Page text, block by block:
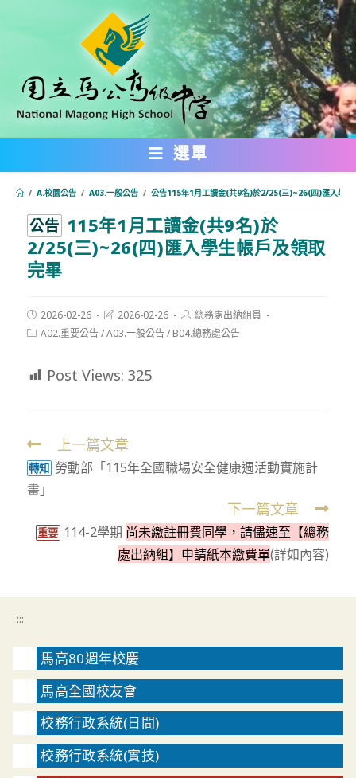
內
選單
/ A.校園公告 / A03.一般公告 / 公告115年1月工讀金(共9名)於2/25(三)~26(四)匯入學生
公告 115年1月工讀金(共9名)於
2/25(三)~26(四)匯入學生帳戶及領取
完畢
Post
published:
2026-02-26
Post
modified:
2026-02-26
Post
author:
總務處出納組員
PostA02.重要公告/A03.一般公告/ B04.總務處公告
Post Views: 325
Read
more
articles
上一篇文章
轉知 勞動部「115年全國職場安全健康週活動實施計
畫」
下一篇文章
重要 114-2學期 尚未繳註冊費同學，請儘速至【總務
處出納組】申請紙本繳費單(詳如內容)
:::
馬高80週年校慶
馬高全國校友會
校務行政系統(日間)
校務行政系統(實技)